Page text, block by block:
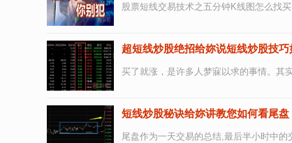
股票短线交易技术之五分钟K线图怎么找
超短线炒股绝招给妳说短线炒股技
买了就涨，是许多人梦寐以求的事情。其
短线炒股秘诀给妳讲教您如何看尾盘
尾盘作为一天交易的总结,最后半小时中